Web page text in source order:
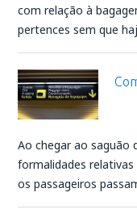
com relação à
pertences sem que
Ao chegar ao saguão
formalidades
os passageiros